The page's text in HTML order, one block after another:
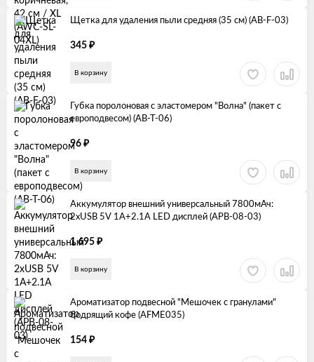
Щетка для удаления пыли средняя (35 см) (AB-F-03)
345 ₽
В корзину
Губка поролоновая с эластомером "Волна" (пакет с
европодвесом) (AB-T-06)
96 ₽
В корзину
Аккумулятор внешний универсальный 7800мАч:
2хUSB 5V 1A+2.1A LED дисплей (APB-08-03)
1 695 ₽
В корзину
Ароматизатор подвесной "Мешочек с гранулами"
бодрящий кофе (AFME035)
154 ₽